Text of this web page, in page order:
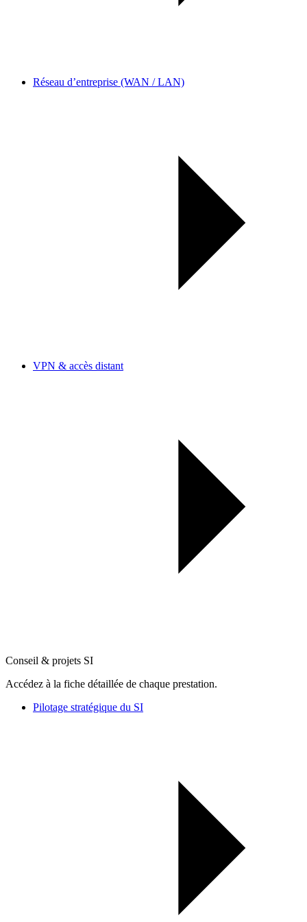
Réseau d’entreprise (WAN / LAN)
VPN & accès distant
Conseil & projets SI
Accédez à la fiche détaillée de chaque prestation.
Pilotage stratégique du SI